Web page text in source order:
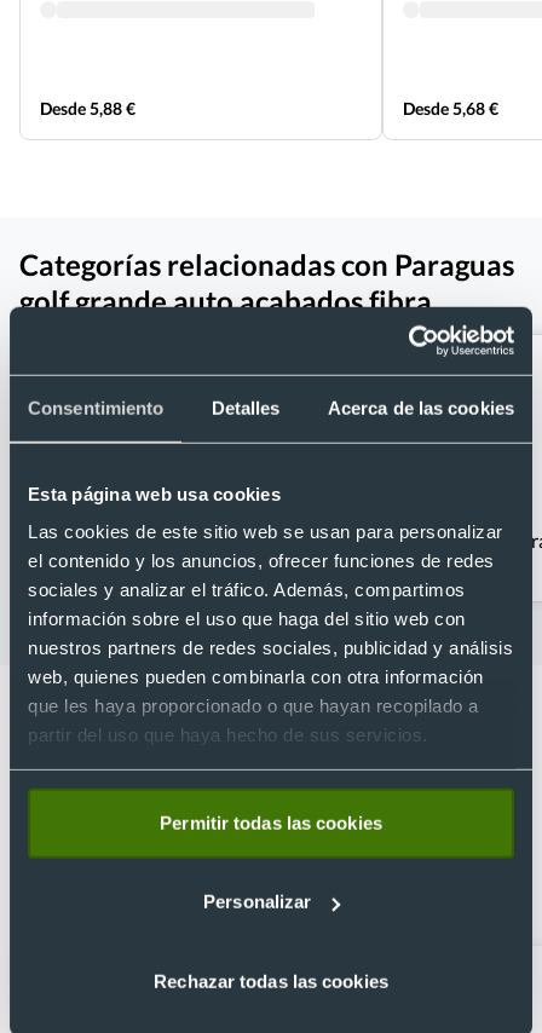
Consentimiento Detalles Acerca de las cookies
Esta página web usa cookies
Las cookies de este sitio web se usan para personalizar
el contenido y los anuncios, ofrecer funciones de redes
sociales y analizar el tráfico. Además, compartimos
información sobre el uso que haga del sitio web con
nuestros partners de redes sociales, publicidad y análisis
web, quienes pueden combinarla con otra información
que les haya proporcionado o que hayan recopilado a
partir del uso que haya hecho de sus servicios.
Permitir todas las cookies
Personalizar
Rechazar todas las cookies
Desde 5,88 € Desde 5,68 €
Categorías relacionadas con Paraguas
golf grande auto acabados fibra
Abanicos publicidad Fundas para gafas
4.9
Basado en 1440 reseñas de Google >